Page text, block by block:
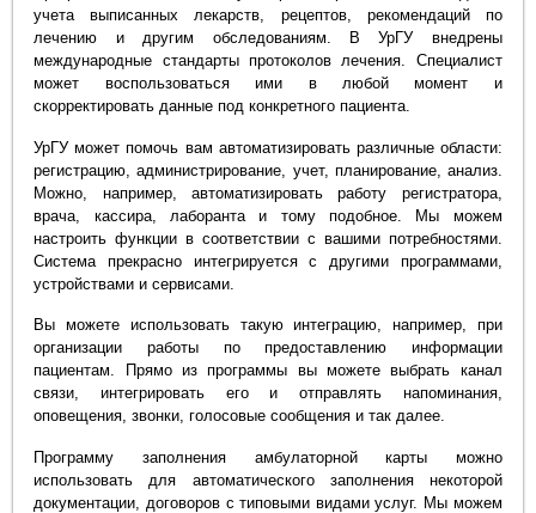
учета выписанных лекарств, рецептов, рекомендаций по
лечению и другим обследованиям. В УрГУ внедрены
международные стандарты протоколов лечения. Специалист
может воспользоваться ими в любой момент и
скорректировать данные под конкретного пациента.
УрГУ может помочь вам автоматизировать различные области:
регистрацию, администрирование, учет, планирование, анализ.
Можно, например, автоматизировать работу регистратора,
врача, кассира, лаборанта и тому подобное. Мы можем
настроить функции в соответствии с вашими потребностями.
Система прекрасно интегрируется с другими программами,
устройствами и сервисами.
Вы можете использовать такую интеграцию, например, при
организации работы по предоставлению информации
пациентам. Прямо из программы вы можете выбрать канал
связи, интегрировать его и отправлять напоминания,
оповещения, звонки, голосовые сообщения и так далее.
Программу заполнения амбулаторной карты можно
использовать для автоматического заполнения некоторой
документации, договоров с типовыми видами услуг. Мы можем